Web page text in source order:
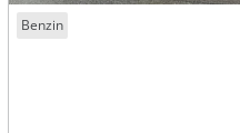
Benzin